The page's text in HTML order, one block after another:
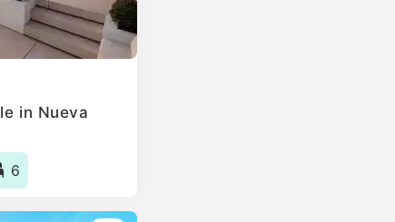
in Nueva
6